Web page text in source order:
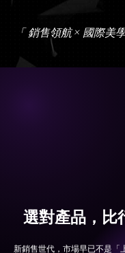
「 銷售領航 × 國際美
選對產品，比
新銷售世代，市場早已不是「